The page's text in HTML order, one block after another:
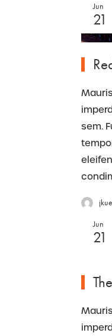
Jun
21
sem.
Jun
21